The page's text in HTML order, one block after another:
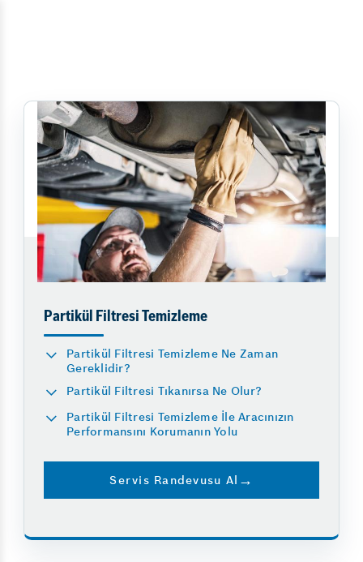
Partikül Filtresi Temizleme
Partikül Filtresi Temizleme Ne Zaman
Gereklidir?
Partikül Filtresi Tıkanırsa Ne Olur?
Partikül Filtresi Temizleme İle Aracınızın
Performansını Korumanın Yolu
Servis Randevusu Al